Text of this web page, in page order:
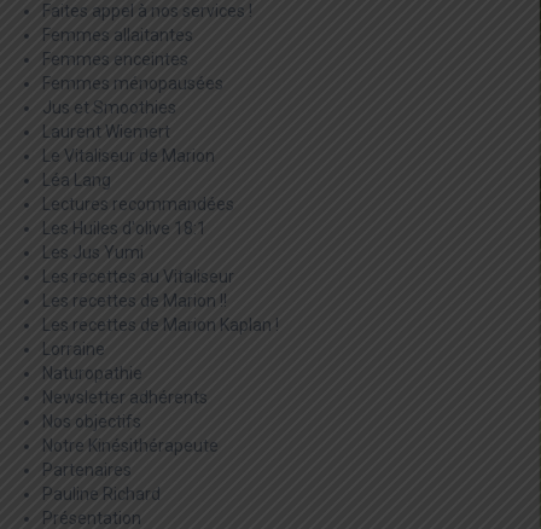
Faites appel à nos services !
Femmes allaitantes
Femmes enceintes
Femmes ménopausées
Jus et Smoothies
Laurent Wiemert
Le Vitaliseur de Marion
Léa Lang
Lectures recommandées
Les Huiles d'olive 18:1
Les Jus Yumi
Les recettes au Vitaliseur
Les recettes de Marion !!
Les recettes de Marion Kaplan !
Lorraine
Naturopathie
Newsletter adhérents
Nos objectifs
Notre Kinésithérapeute
Partenaires
Pauline Richard
Présentation